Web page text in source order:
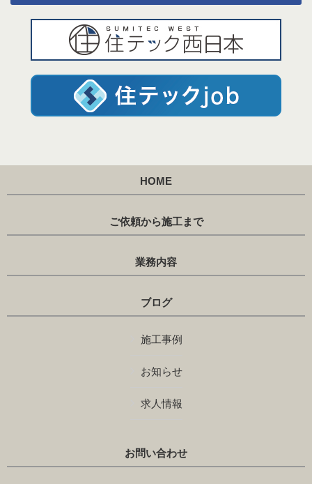
HOME
ご依頼から施工まで
業務内容
ブログ
施工事例
お知らせ
求人情報
お問い合わせ